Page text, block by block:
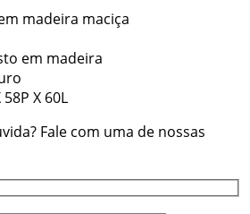
madeira maciça
em madeira
X 60L
Fale com uma de nossas